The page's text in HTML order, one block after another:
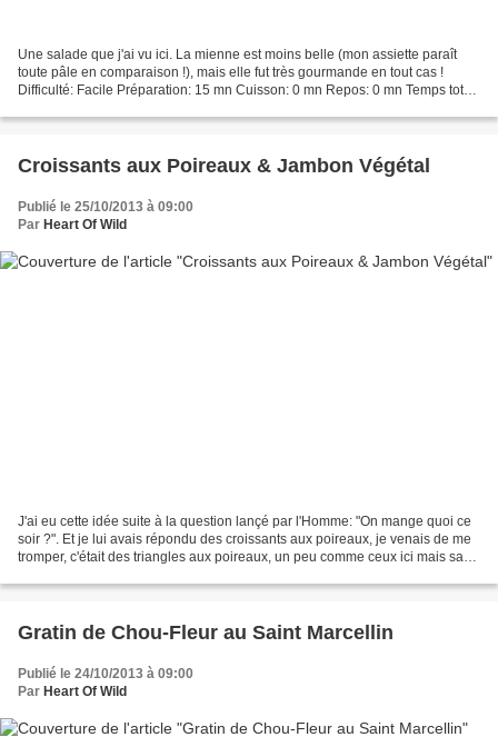
Une salade que j'ai vu ici. La mienne est moins belle (mon assiette paraît
toute pâle en comparaison !), mais elle fut très gourmande en tout cas !
Difficulté: Facile Préparation: 15 mn Cuisson: 0 mn Repos: 0 mn Temps total:
Croissants aux Poireaux & Jambon Végétal
Publié le 25/10/2013 à 09:00
Par Heart Of Wild
J'ai eu cette idée suite à la question lançé par l'Homme: "On mange quoi ce
soir ?". Et je lui avais répondu des croissants aux poireaux, je venais de me
tromper, c'était des triangles aux poireaux, un peu comme ceux ici mais sans
Gratin de Chou-Fleur au Saint Marcellin
Publié le 24/10/2013 à 09:00
Par Heart Of Wild